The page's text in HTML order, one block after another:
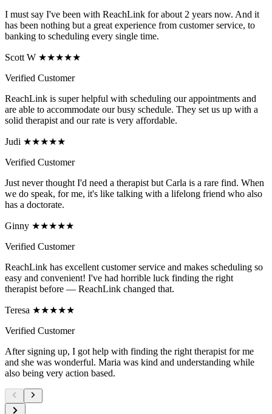
I must say I've been with ReachLink for about 2 years now. And it
has been nothing but a great experience from customer service, to
banking to scheduling every single time.
Scott W ★★★★★
Verified Customer
ReachLink is super helpful with scheduling our appointments and
are able to accommodate our busy schedule. They set us up with a
solid therapist and our rate is very affordable.
Judi ★★★★★
Verified Customer
Just never thought I'd need a therapist but Carla is a rare find. When
we do speak, for me, it's like talking with a lifelong friend who also
has a doctorate.
Ginny ★★★★★
Verified Customer
ReachLink has excellent customer service and makes scheduling so
easy and convenient! I've had horrible luck finding the right
therapist before — ReachLink changed that.
Teresa ★★★★★
Verified Customer
After signing up, I got help with finding the right therapist for me
and she was wonderful. Maria was kind and understanding while
also being very action based.